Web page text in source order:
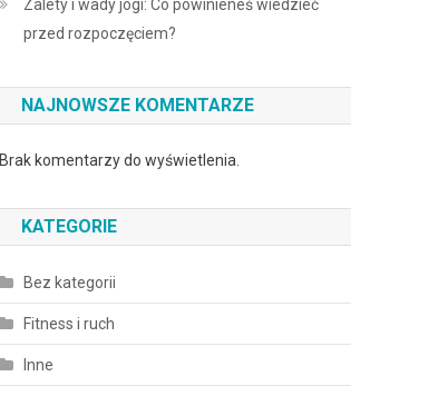
Zalety i wady jogi: Co powinieneś wiedzieć
przed rozpoczęciem?
NAJNOWSZE KOMENTARZE
Brak komentarzy do wyświetlenia.
KATEGORIE
Bez kategorii
Fitness i ruch
Inne